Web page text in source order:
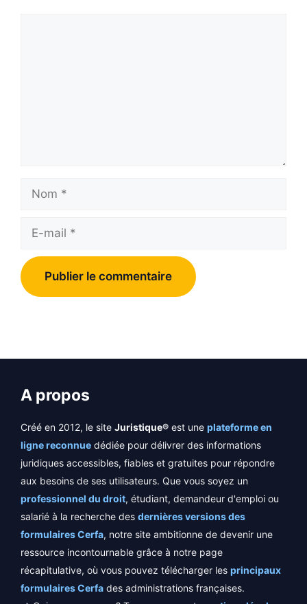
Nom
A propos
Créé en 2012, le site Juristique® est une plateforme en
ligne reconnue dédiée pour délivrer des informations
juridiques accessibles, fiables et gratuites pour répondre
aux besoins de ses utilisateurs. Que vous soyez un
professionnel du droit, étudiant, demandeur d'emploi ou
salarié à la recherche des dernières versions des
formulaires Cerfa, notre site ambitionne de devenir une
ressource incontournable grâce à notre page
récapitulative, où vous pouvez télécharger les principaux
formulaires Cerfa des administrations françaises.